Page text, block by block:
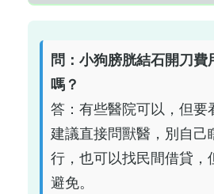
問：小狗膀胱結石開刀費
嗎？
答：有些醫院可以，但要
建議直接問獸醫，別自己
行，也可以找民間借貸，
避免。